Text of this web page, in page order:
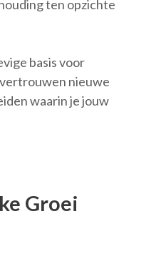
ten opzichte
basis voor
nieuwe
waarin je jouw
Groei